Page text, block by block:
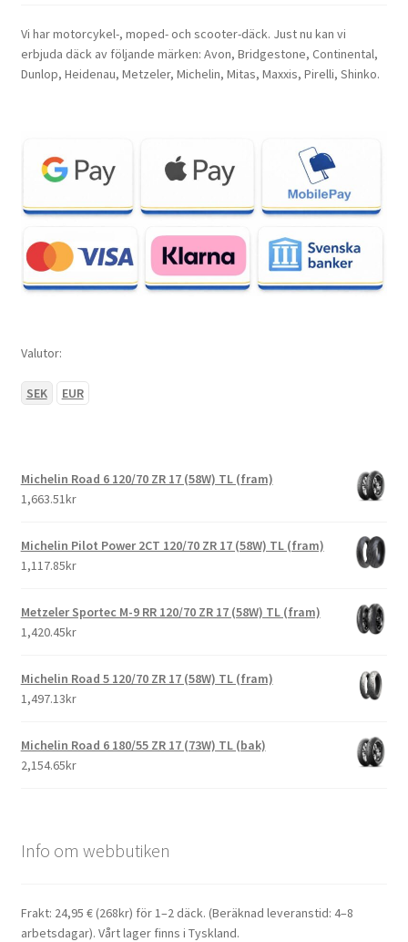
Vi har motorcykel-, moped- och scooter-däck. Just nu kan vi
erbjuda däck av följande märken: Avon, Bridgestone, Continental,
Dunlop, Heidenau, Metzeler, Michelin, Mitas, Maxxis, Pirelli, Shinko.
Valutor:
SEK EUR
Michelin Road 6 120/70 ZR 17 (58W) TL (fram)
1,663.51kr
Michelin Pilot Power 2CT 120/70 ZR 17 (58W) TL (fram)
1,117.85kr
Metzeler Sportec M-9 RR 120/70 ZR 17 (58W) TL (fram)
1,420.45kr
Michelin Road 5 120/70 ZR 17 (58W) TL (fram)
1,497.13kr
Michelin Road 6 180/55 ZR 17 (73W) TL (bak)
2,154.65kr
Info om webbutiken
Frakt: 24,95 € (268kr) för 1–2 däck. (Beräknad leveranstid: 4–8
arbetsdagar). Vårt lager finns i Tyskland.